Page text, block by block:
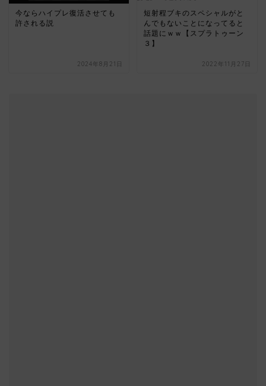
今ならハイプレ復活させても
許される説
2024年8月21日
短射程ブキのスペシャルがと
んでもないことになってると
話題にｗｗ【スプラトゥーン
３】
2022年11月27日